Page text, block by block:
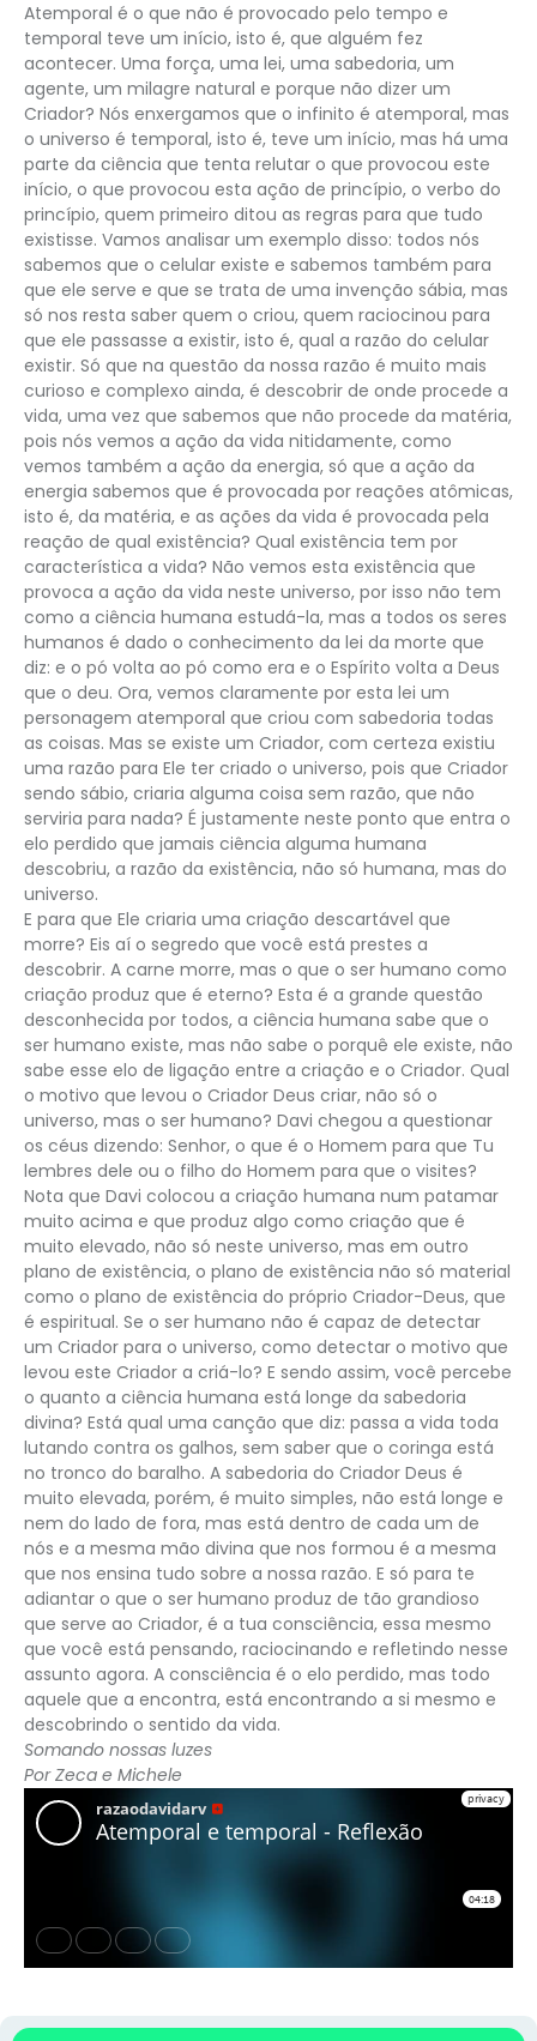
Atemporal é o que não é provocado pelo tempo e
temporal teve um início, isto é, que alguém fez
acontecer. Uma força, uma lei, uma sabedoria, um
agente, um milagre natural e porque não dizer um
Criador? Nós enxergamos que o infinito é atemporal, mas
o universo é temporal, isto é, teve um início, mas há uma
parte da ciência que tenta relutar o que provocou este
início, o que provocou esta ação de princípio, o verbo do
princípio, quem primeiro ditou as regras para que tudo
existisse. Vamos analisar um exemplo disso: todos nós
sabemos que o celular existe e sabemos também para
que ele serve e que se trata de uma invenção sábia, mas
só nos resta saber quem o criou, quem raciocinou para
que ele passasse a existir, isto é, qual a razão do celular
existir. Só que na questão da nossa razão é muito mais
curioso e complexo ainda, é descobrir de onde procede a
vida, uma vez que sabemos que não procede da matéria,
pois nós vemos a ação da vida nitidamente, como
vemos também a ação da energia, só que a ação da
energia sabemos que é provocada por reações atômicas,
isto é, da matéria, e as ações da vida é provocada pela
reação de qual existência? Qual existência tem por
característica a vida? Não vemos esta existência que
provoca a ação da vida neste universo, por isso não tem
como a ciência humana estudá-la, mas a todos os seres
humanos é dado o conhecimento da lei da morte que
diz: e o pó volta ao pó como era e o Espírito volta a Deus
que o deu. Ora, vemos claramente por esta lei um
personagem atemporal que criou com sabedoria todas
as coisas. Mas se existe um Criador, com certeza existiu
uma razão para Ele ter criado o universo, pois que Criador
sendo sábio, criaria alguma coisa sem razão, que não
serviria para nada? É justamente neste ponto que entra o
elo perdido que jamais ciência alguma humana
descobriu, a razão da existência, não só humana, mas do
universo.
E para que Ele criaria uma criação descartável que
morre? Eis aí o segredo que você está prestes a
descobrir. A carne morre, mas o que o ser humano como
criação produz que é eterno? Esta é a grande questão
desconhecida por todos, a ciência humana sabe que o
ser humano existe, mas não sabe o porquê ele existe, não
sabe esse elo de ligação entre a criação e o Criador. Qual
o motivo que levou o Criador Deus criar, não só o
universo, mas o ser humano? Davi chegou a questionar
os céus dizendo: Senhor, o que é o Homem para que Tu
lembres dele ou o filho do Homem para que o visites?
Nota que Davi colocou a criação humana num patamar
muito acima e que produz algo como criação que é
muito elevado, não só neste universo, mas em outro
plano de existência, o plano de existência não só material
como o plano de existência do próprio Criador-Deus, que
é espiritual. Se o ser humano não é capaz de detectar
um Criador para o universo, como detectar o motivo que
levou este Criador a criá-lo? E sendo assim, você percebe
o quanto a ciência humana está longe da sabedoria
divina? Está qual uma canção que diz: passa a vida toda
lutando contra os galhos, sem saber que o coringa está
no tronco do baralho. A sabedoria do Criador Deus é
muito elevada, porém, é muito simples, não está longe e
nem do lado de fora, mas está dentro de cada um de
nós e a mesma mão divina que nos formou é a mesma
que nos ensina tudo sobre a nossa razão. E só para te
adiantar o que o ser humano produz de tão grandioso
que serve ao Criador, é a tua consciência, essa mesmo
que você está pensando, raciocinando e refletindo nesse
assunto agora. A consciência é o elo perdido, mas todo
aquele que a encontra, está encontrando a si mesmo e
descobrindo o sentido da vida.
Somando nossas luzes
Por Zeca e Michele